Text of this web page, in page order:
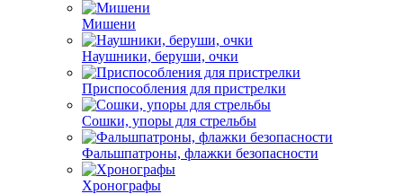
Мишени
Наушники, беруши, очки
Приспособления для пристрелки
Сошки, упоры для стрельбы
Фальшпатроны, флажки безопасности
Хронографы